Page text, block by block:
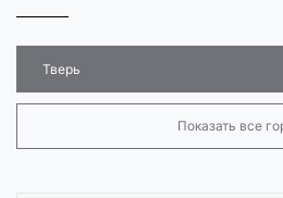
Тверь
Показать все